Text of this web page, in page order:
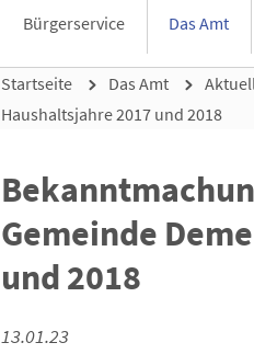
Bürgerservice Das Amt
Startseite Das Amt
Haushaltsjahre 2017 und 2018
Gemeinde
und 2018
13.01.23